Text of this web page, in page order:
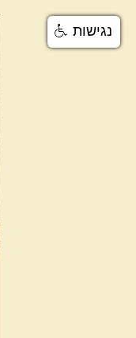
נגישות